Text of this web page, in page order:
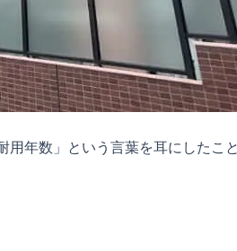
年数」という言葉を耳にしたこ